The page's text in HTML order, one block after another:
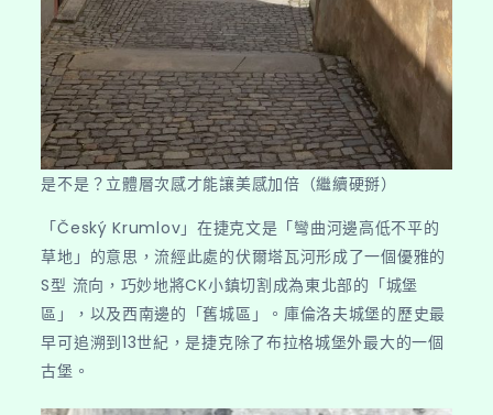
是不是？立體層次感才能讓美感加倍（繼續硬掰）
「Český Krumlov」在捷克文是「彎曲河邊高低不平的
草地」的意思，流經此處的伏爾塔瓦河形成了一個優雅的
S型 流向，巧妙地將CK小鎮切割成為東北部的「城堡
區」，以及西南邊的「舊城區」。庫倫洛夫城堡的歷史最
早可追溯到13世紀，是捷克除了布拉格城堡外最大的一個
古堡。